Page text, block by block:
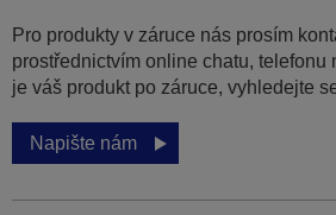
Pro produkty v záruce nás prosím
prostřednictvím online chatu, telefonu
je váš produkt po záruce, vyhledejte
Napište nám